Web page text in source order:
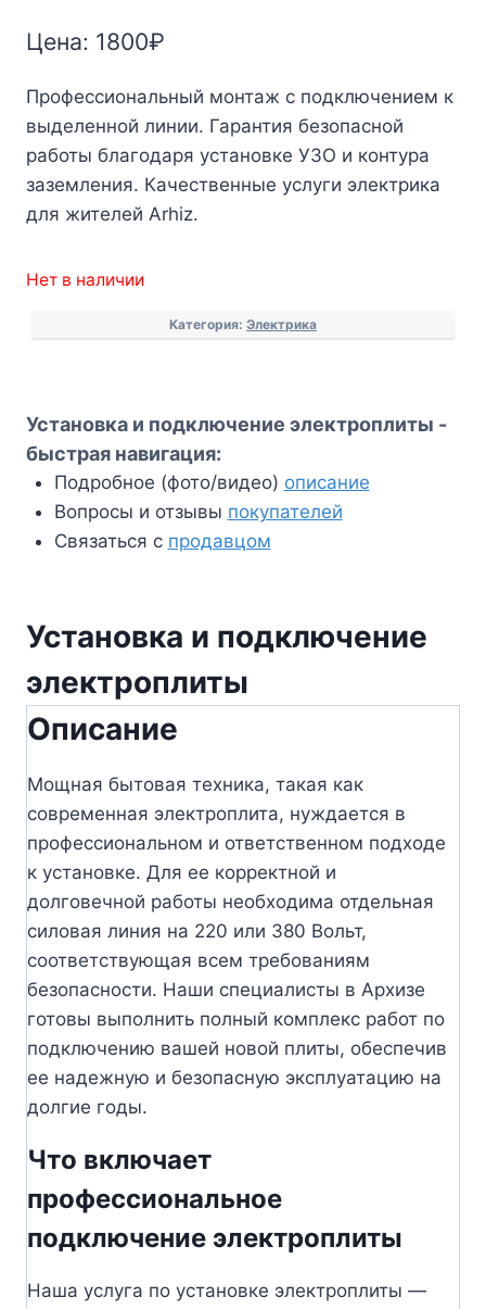
Цена: 1800₽
Профессиональный монтаж с подключением к
выделенной линии. Гарантия безопасной
работы благодаря установке УЗО и контура
заземления. Качественные услуги электрика
для жителей Arhiz.
Нет в наличии
Категория: Электрика
Установка и подключение электроплиты -
быстрая навигация:
Подробное (фото/видео) описание
Вопросы и отзывы покупателей
Связаться с продавцом
Установка и подключение
электроплиты
Описание
Мощная бытовая техника, такая как
современная электроплита, нуждается в
профессиональном и ответственном подходе
к установке. Для ее корректной и
долговечной работы необходима отдельная
силовая линия на 220 или 380 Вольт,
соответствующая всем требованиям
безопасности. Наши специалисты в Архизе
готовы выполнить полный комплекс работ по
подключению вашей новой плиты, обеспечив
ее надежную и безопасную эксплуатацию на
долгие годы.
Что включает
профессиональное
подключение электроплиты
Наша услуга по установке электроплиты —